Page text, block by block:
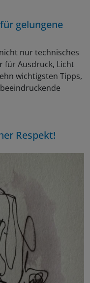
gelungene
nur technisches
für Ausdruck, Licht
wichtigsten Tipps,
Respekt!